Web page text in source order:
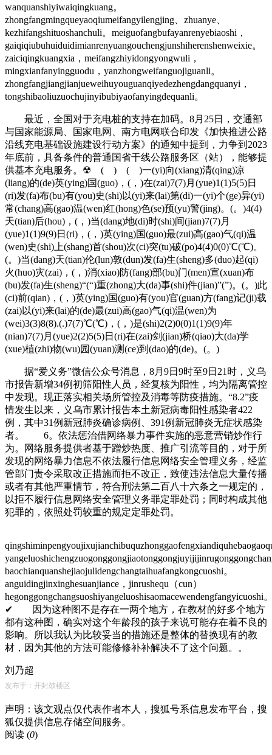
wanquanshiyiwaiqingkuang。
zhongfangmingqueyaoqiumeifangyilengjing、zhuanye、
kezhifangshituoshanchuli。meiguofangbufayanrenyebiaoshi，
gaiqiqiubuhuiduidimianrenyuangouchengjunshiherenshenweixie。
zaiciqingkuangxia，meifangzhiyidongyongwuli，
mingxianfanyingguodu，yanzhongweifanguojiguanli。
zhongfangjiangjianjueweihuyouguanqiyedezhengdangquanyi，
tongshibaoliuzuochujinyibubiyaofanyingdequanli。
最近，全国对于充电桩的支持在加码。8月25日，交通部
与国家能源局、国家电网、南方电网联合印发《加快推进公路
沿线充电基础设施建设行动方案》的通知中提到，力争到2023
年底前，具备条件的普通国省干线公路服务区（站），能够提
供基本充电服务。☢ ( ) ( )一(yi)向(xiang)清(qing)凉
(liang)的(de)英(ying)国(guo)，(，)在(zai)7(7)月(yue)1(1)5(5)日
(ri)发(fa)布(bu)有(you)史(shi)以(yi)来(lai)第(di)一(yi)个(ge)异(yi)
常(chang)高(gao)温(wen)红(hong)色(se)预(yu)警(jing)。(。)4(4)
天(tian)后(hou)，(，)当(dang)地(di)时(shi)间(jian)7(7)月
(yue)1(1)9(9)日(ri)，(，)英(ying)国(guo)最(zui)高(gao)气(qi)温
(wen)史(shi)上(shang)首(shou)次(ci)突(tu)破(po)4(4)0(0)℃(℃)。
(。)当(dang)天(tian)伦(lun)敦(dun)发(fa)生(sheng)多(duo)起(qi)
火(huo)灾(zai)，(，)消(xiao)防(fang)部(bu)门(men)宣(xuan)布
(bu)发(fa)生(sheng)“(“)重(zhong)大(da)事(shi)件(jian)”(”)。(。)此
(ci)前(qian)，(，)英(ying)国(guo)有(you)官(guan)方(fang)记(ji)载
(zai)以(yi)来(lai)的(de)最(zui)高(gao)气(qi)温(wen)为
(wei)3(3)8(8).(.)7(7)℃(℃)，(，)是(shi)2(2)0(0)1(1)9(9)年
(nian)7(7)月(yue)2(2)5(5)日(ri)在(zai)剑(jian)桥(qiao)大(da)学
(xue)植(zhi)物(wu)园(yuan)测(ce)到(dao)的(de)。(。)
据“爱义务”微信公众号消息，8月9日9时至9日21时，义乌
市报告新增34例初筛阳性人员，经复核为阳性，均为隔离管控
中发现。现正落实相关场所管控及消毒等防疫措施。“8.2”疫
情发生以来，义乌市累计报告本土新冠病毒阳性感染者422
例，其中31例新冠肺炎确诊病例、391例新冠肺炎无症状感染
者。 6。依法惩治借网络暴力事件实施的恶意营销炒作行
为。网络服务提供者基于蹭炒热度、推广引流等目的，对于所
发现的网络暴力信息不依法履行信息网络安全管理义务，经监
管部门责令采取改正措施而拒不改正，致使违法信息大量传播
或者有其他严重情节，符合刑法第二百八十六条之一规定的，
以拒不履行信息网络安全管理义务罪定罪处罚；同时构成其他
犯罪的，依照处罚较重的规定定罪处罚。
baochianquanshejiaojulidengchangtaihuafangkongcuoshi。
anguidingjinxinghesuanjiance，jinrushequ（cun）
hegonggongchangsuoshiyangeluoshisaomacewendengfangyicuoshi
✔ 因为这种图不是存在一两个地方，在教材的好多个地方
都有这种图，确实对这个年龄段的孩子来说可能存在着不良的
影响。所以我认为比较妥当的措施还是整体的替换现有的教
材，因为其他的方法可能修修补补解决不了这个问题。。
刘乃超
发布于：开封鼓楼区
声明：该文观点仅代表作者本人，搜狐号系信息发布平台，搜
狐仅提供信息存储空间服务。
阅读 (0)